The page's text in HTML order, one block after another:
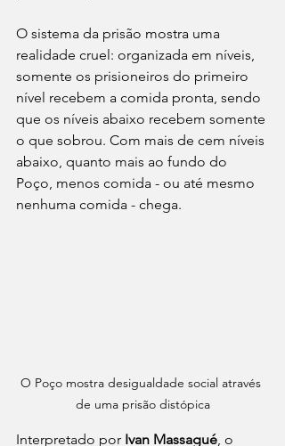
O sistema da prisão mostra uma
realidade cruel: organizada em níveis,
somente os prisioneiros do primeiro
nível recebem a comida pronta, sendo
que os níveis abaixo recebem somente
o que sobrou. Com mais de cem níveis
abaixo, quanto mais ao fundo do
Poço, menos comida - ou até mesmo
nenhuma comida - chega.
O Poço mostra desigualdade social através
de uma prisão distópica
Interpretado por Ivan Massagué , o